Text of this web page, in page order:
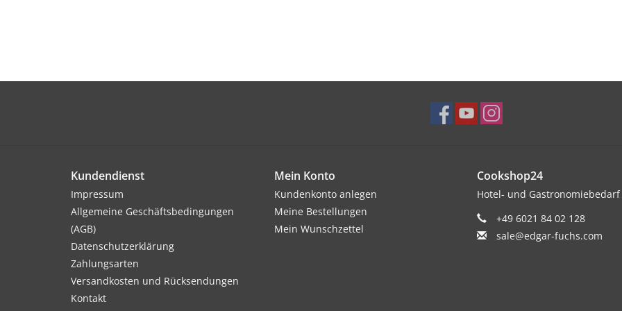
Kundendienst
Impressum
Allgemeine Geschäftsbedingungen
(AGB)
Datenschutzerklärung
Zahlungsarten
Versandkosten und Rücksendungen
Kontakt
Mein Konto
Kundenkonto anlegen
Meine Bestellungen
Mein Wunschzettel
Cookshop24
Hotel- und Gastronomiebedarf
+49 6021 84 02 128
sale@edgar-fuchs.com